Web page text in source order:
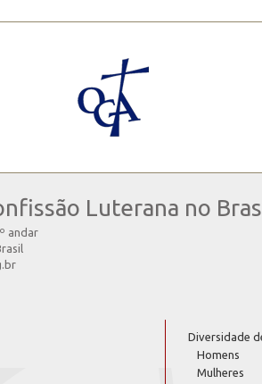
Luterana no
andar
Diversidade
Homens
Mulheres